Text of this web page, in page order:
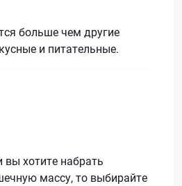
больше чем другие
и питательные.
вы хотите набрать
массу, то выбирайте